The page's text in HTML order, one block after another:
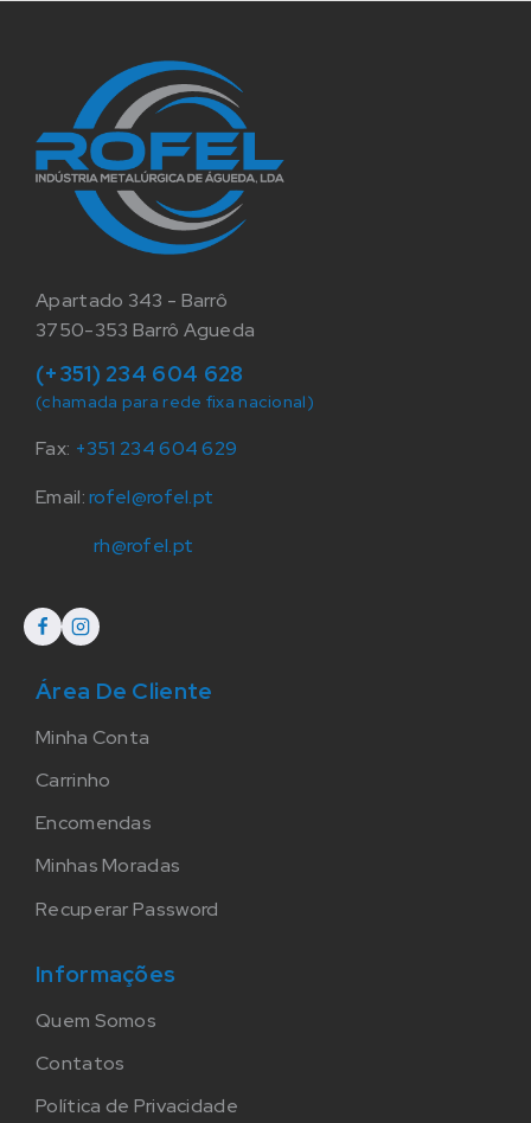
Apartado 343 - Barrô
3750-353 Barrô Agueda
(+351) 234 604 628
(chamada para rede fixa nacional)
Fax: +351 234 604 629
Email:rofel@rofel.pt
rh@rofel.pt
Área De Cliente
Minha Conta
Carrinho
Encomendas
Minhas Moradas
Recuperar Password
Informações
Quem Somos
Contatos
Política de Privacidade